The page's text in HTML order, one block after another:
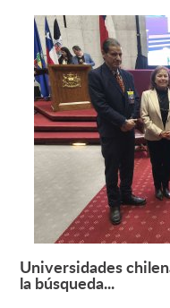
Universidades
la búsqueda...